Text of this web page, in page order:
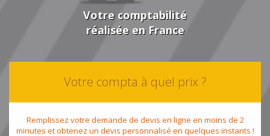
Votre comptabilité
réalisée en France
Votre compta à quel prix ?
Remplissez votre demande de devis en ligne en moins de 2
minutes et obtenez un devis personnalisé en quelques instants !